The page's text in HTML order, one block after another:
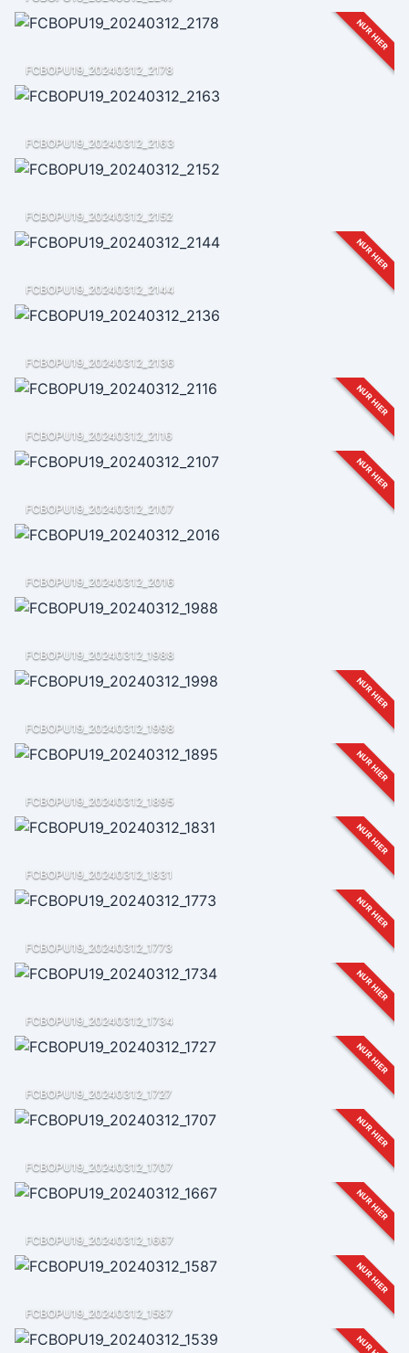
NUR HIER
FCBOPU19_20240312_2178
FCBOPU19_20240312_2163
FCBOPU19_20240312_2152
NUR HIER
FCBOPU19_20240312_2144
FCBOPU19_20240312_2136
NUR HIER
FCBOPU19_20240312_2116
NUR HIER
FCBOPU19_20240312_2107
FCBOPU19_20240312_2016
FCBOPU19_20240312_1988
NUR HIER
FCBOPU19_20240312_1998
NUR HIER
FCBOPU19_20240312_1895
NUR HIER
FCBOPU19_20240312_1831
NUR HIER
FCBOPU19_20240312_1773
NUR HIER
FCBOPU19_20240312_1734
NUR HIER
FCBOPU19_20240312_1727
NUR HIER
FCBOPU19_20240312_1707
NUR HIER
FCBOPU19_20240312_1667
NUR HIER
FCBOPU19_20240312_1587